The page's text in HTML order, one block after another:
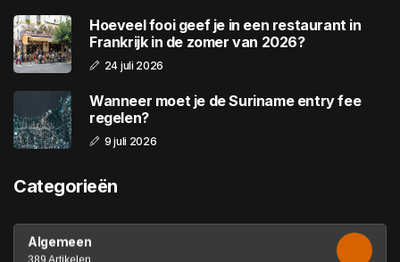
Hoeveel fooi geef je in een restaurant in
Frankrijk in de zomer van 2026?
24 juli 2026
Wanneer moet je de Suriname entry fee
regelen?
9 juli 2026
Categorieën
Algemeen